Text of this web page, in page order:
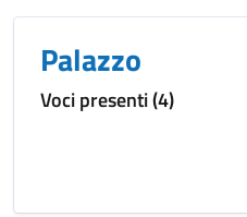
Palazzo
Voci presenti (4)